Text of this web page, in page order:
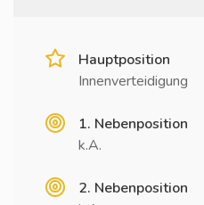
Hauptposition
Innenverteidigung
1. Nebenposition
k.A.
2. Nebenposition